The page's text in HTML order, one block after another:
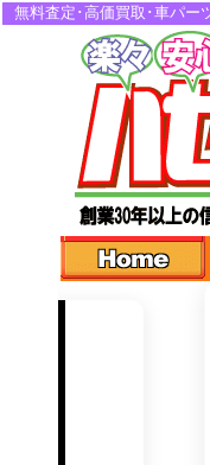
無料査定･高価買取･車パー